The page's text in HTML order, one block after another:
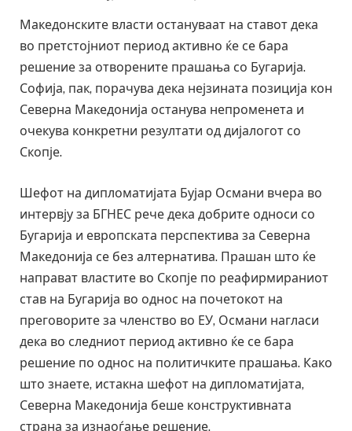
Македонските власти остануваат на ставот дека
во претстојниот период активно ќе се бара
решение за отворените прашања со Бугарија.
Софија, пак, порачува дека нејзината позиција кон
Северна Македонија останува непроменета и
очекува конкретни резултати од дијалогот со
Скопје.
Шефот на дипломатијата Бујар Османи вчера во
интервју за БГНЕС рече дека добрите односи со
Бугарија и европската перспектива за Северна
Македонија се без алтернатива. Прашан што ќе
направат властите во Скопје по реафирмираниот
став на Бугарија во однос на почетокот на
преговорите за членство во ЕУ, Османи нагласи
дека во следниот период активно ќе се бара
решение по однос на политичките прашања. Како
што знаете, истакна шефот на дипломатијата,
Северна Македонија беше конструктивната
страна за изнаоѓање решение.